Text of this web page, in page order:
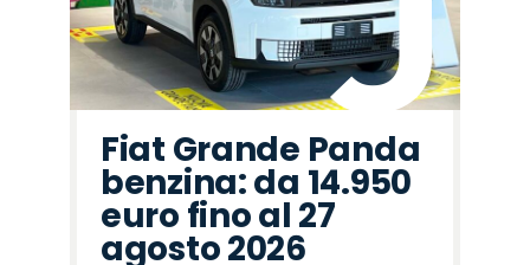
Fiat Grande Panda
benzina: da 14.950
euro fino al 27
agosto 2026